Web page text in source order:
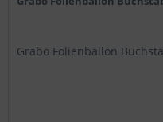
Grabo Folienballon